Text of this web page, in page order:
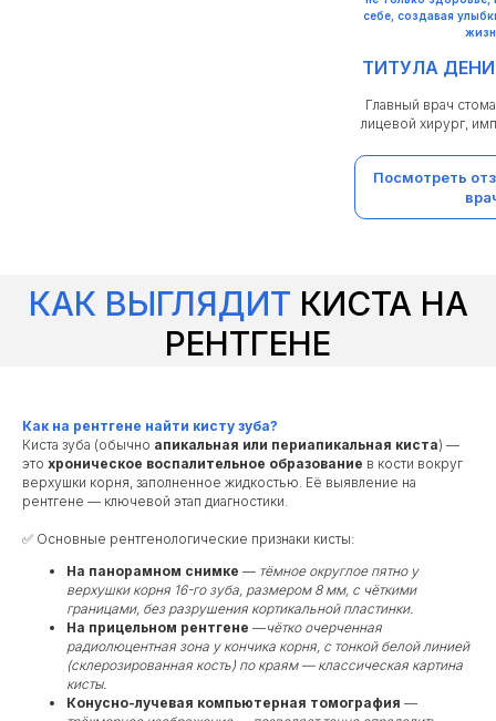
себе, создавая
ТИТУЛА
Главный врач
лицевой хирург,
Посмотреть
КАК ВЫГЛЯДИТ КИСТА НА
РЕНТГЕНЕ
Как на рентгене найти кисту зуба?
Киста зуба (обычно апикальная или периапикальная киста) —
это хроническое воспалительное образование в кости вокруг
верхушки корня, заполненное жидкостью. Её выявление на
рентгене — ключевой этап диагностики.
✅ Основные рентгенологические признаки кисты:
На панорамном снимке — тёмное округлое пятно у
верхушки корня 16-го зуба, размером 8 мм, с чёткими
границами, без разрушения кортикальной пластинки.
На прицельном рентгене —чётко очерченная
радиолюцентная зона у кончика корня, с тонкой белой линией
(склерозированная кость) по краям — классическая картина
кисты.
Конусно-лучевая компьютерная томография —